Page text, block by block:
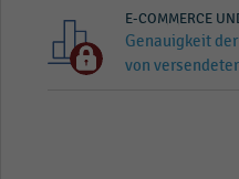
E-COMMERCE
Genauigkeit
von